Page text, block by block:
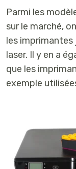
Parmi les
sur le marché,
les imprimantes
laser. Il y en a
que les
exemple